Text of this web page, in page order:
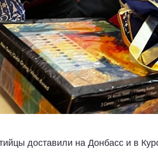
доставили на Донбасс и в